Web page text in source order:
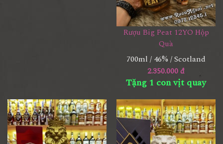
Rượu Big Peat 12YO Hộp
Quà
700ml / 46% / Scotland
2.350.000 đ
Tặng 1 con vịt quay